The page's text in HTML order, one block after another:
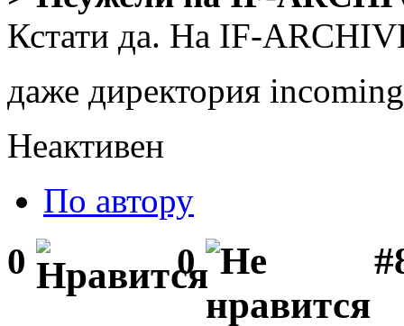
Кстати да. На IF-
даже директория
Неактивен
По автору
0 0